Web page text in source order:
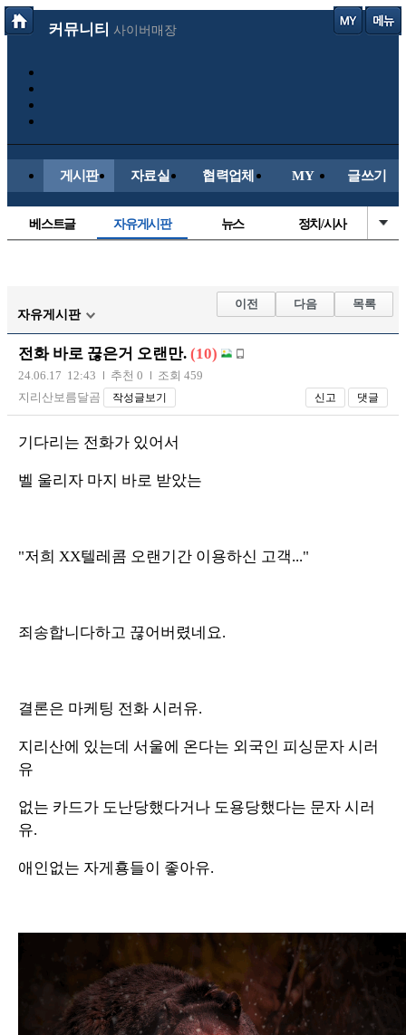
커뮤니티 사이버매장
게시판 자료실 협력업체 MY 글쓰기
베스트글 자유게시판 뉴스 정치/시사
해외축구
국내축구
자유게시판
이전 다음 목록
전화 바로 끊은거 오랜만. (10)
24.06.17 12:43 추천 0
조회 459
지리산보름달곰
작성글보기 신고 댓글
기다리는 전화가 있어서
벨 울리자 마지 바로 받았는
"저희 XX텔레콤 오랜기간 이용하신 고객..."
죄송합니다하고 끊어버렸네요.
결론은 마케팅 전화 시러유.
지리산에 있는데 서울에 온다는 외국인 피싱문자 시러
유
없는 카드가 도난당했다거나 도용당했다는 문자 시러
유.
애인없는 자게횽들이 좋아유.